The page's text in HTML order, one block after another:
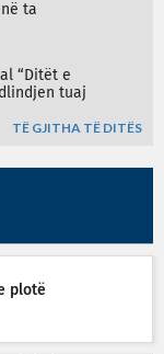
ta
“Ditët e
tuaj
TË GJITHA TË DITËS
plotë